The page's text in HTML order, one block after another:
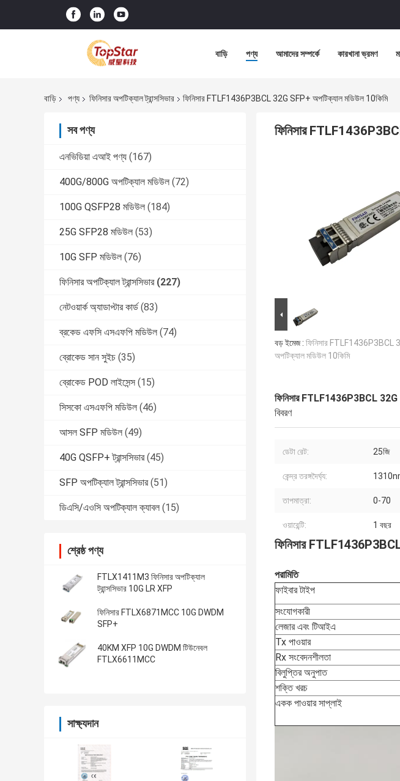
বাড়ি পণ্য আমাদের সম্পর্কে কারখানা ভ্রমণ
বাড়ি পণ্য ফিনিসার অপটিক্যাল ট্রান্সসিভার ফিনিসার FTLF1436P3BCL 32G SFP+ অপটিক্যাল মডিউল 10কিমি
সব পণ্য
এনভিডিয়া এআই পণ্য (167)
400G/800G অপটিক্যাল মডিউল (72)
100G QSFP28 মডিউল (184)
25G SFP28 মডিউল (53)
10G SFP মডিউল (76)
ফিনিসার অপটিক্যাল ট্রান্সসিভার (227)
নেটওয়ার্ক অ্যাডাপ্টার কার্ড (83)
ব্রকেড এফসি এসএফপি মডিউল (74)
ব্রোকেড সান সুইচ (35)
ব্রোকেড POD লাইসেন্স (15)
সিসকো এসএফপি মডিউল (46)
আসল SFP মডিউল (49)
40G QSFP+ ট্রান্সসিভার (45)
SFP অপটিক্যাল ট্রান্সসিভার (51)
ডিএসি/এওসি অপটিক্যাল ক্যাবল (15)
শ্রেষ্ঠ পণ্য
FTLX1411M3 ফিনিসার অপটিক্যাল
ট্রান্সসিভার 10G LR XFP
ফিনিসার FTLX6871MCC 10G DWDM
SFP+
40KM XFP 10G DWDM টিউনেবল
FTLX6611MCC
সাক্ষ্যদান
ফিনিসার
বড় ইমেজ : ফিনিসার FTLF1436P3BCL
অপটিক্যাল মডিউল 10কিমি
ফিনিসার FTLF1436P3BCL 32G
বিবরণ
ডেটা রেট: 25জি
কেন্দ্র তরঙ্গদৈর্ঘ্য:
তাপমাত্রা: 0-70
ওয়ারেন্টি: 1 বছর
ফিনিসার
পরামিতি
ফাইবার টাইপ
সংযোগকারী
লেজার এবং টিআইএ
Tx পাওয়ার
Rx সংবেদনশীলতা
বিলুপ্তির অনুপাত
শক্তি খরচ
একক পাওয়ার সাপ্লাই